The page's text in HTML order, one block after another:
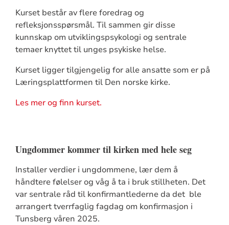
Kurset består av flere foredrag og
refleksjonsspørsmål. Til sammen gir disse
kunnskap om utviklingspsykologi og sentrale
temaer knyttet til unges psykiske helse.
Kurset ligger tilgjengelig for alle ansatte som er på
Læringsplattformen til Den norske kirke.
Les mer og finn kurset.
Ungdommer kommer til kirken med hele seg
Installer verdier i ungdommene, lær dem å
håndtere følelser og våg å ta i bruk stillheten. Det
var sentrale råd til konfirmantlederne da det ble
arrangert tverrfaglig fagdag om konfirmasjon i
Tunsberg våren 2025.